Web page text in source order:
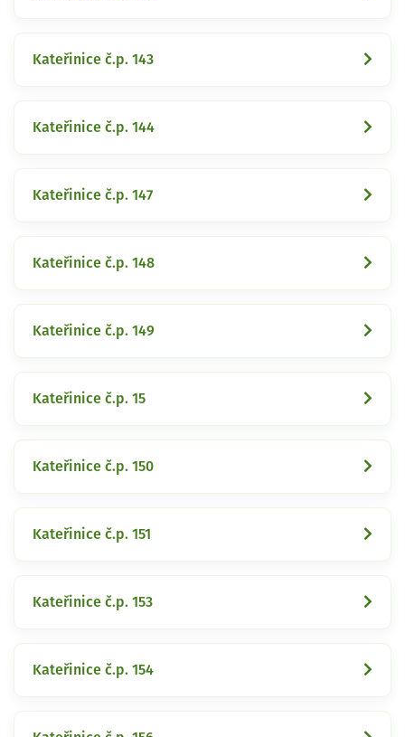
Kateřinice č.p. 143
Kateřinice č.p. 144
Kateřinice č.p. 147
Kateřinice č.p. 148
Kateřinice č.p. 149
Kateřinice č.p. 15
Kateřinice č.p. 150
Kateřinice č.p. 151
Kateřinice č.p. 153
Kateřinice č.p. 154